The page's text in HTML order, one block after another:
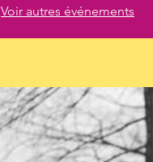
Voir autres événements